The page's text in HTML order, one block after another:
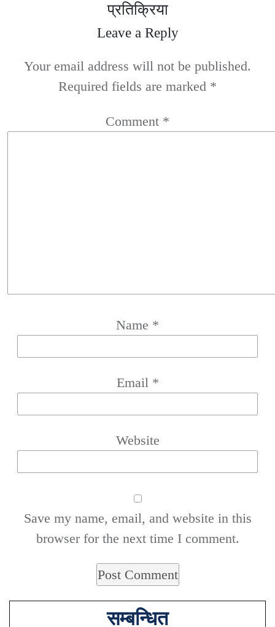
प्रतिक्रिया
Leave a Reply
Your email address will not be published.
Required fields are marked *
Comment *
Name *
Email *
Website
Save my name, email, and website in this
browser for the next time I comment.
सम्बन्धित